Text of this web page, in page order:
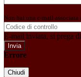
Non hai una e-mail
E-mail inviata, si prega
Errore
Chiudi